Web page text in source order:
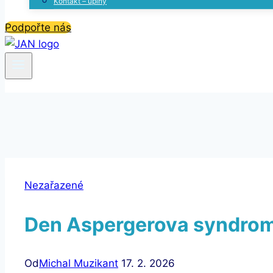
Podpořte nás
Nezařazené
Den Aspergerova
OdMichal Muzikant 17. 2. 2026